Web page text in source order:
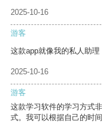
2025-10-16
游客
这款app就像我的私人助理
2025-10-16
游客
这款学习软件的学习方式
式。我可以根据自己的时